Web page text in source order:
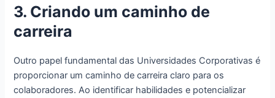
3. Criando um caminho de
carreira
Outro papel fundamental das Universidades Corporativas é
proporcionar um caminho de carreira claro para os
colaboradores. Ao identificar habilidades e potencializar